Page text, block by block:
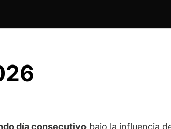
día consecutivo bajo la influencia